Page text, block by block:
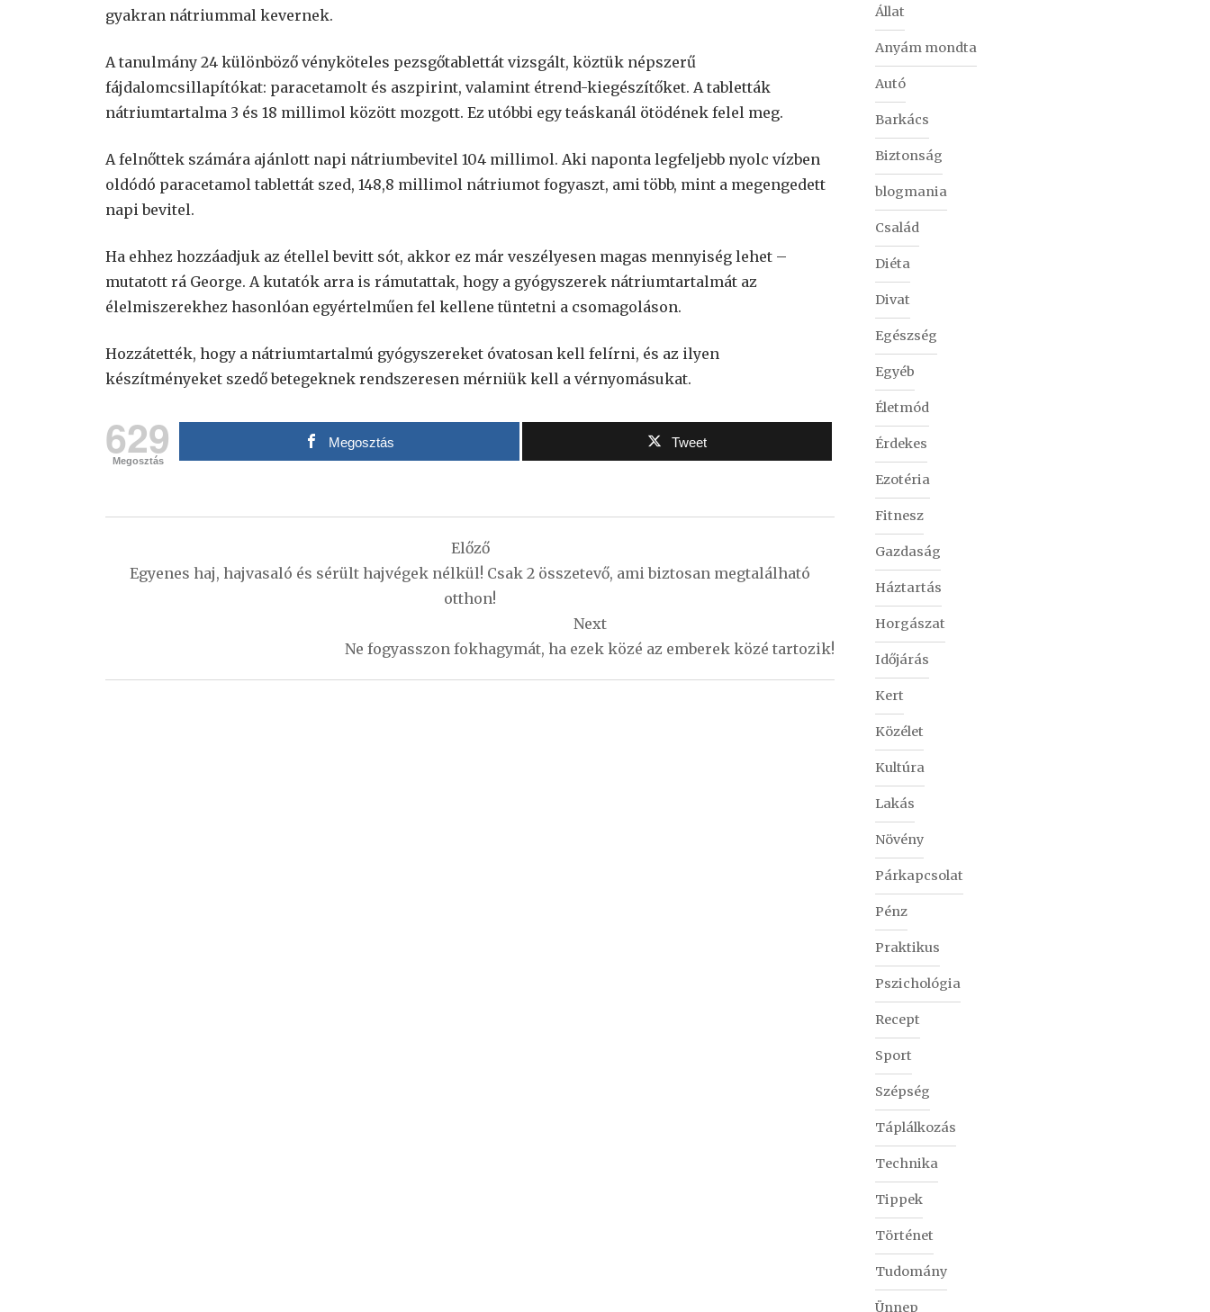
gyakran nátriummal kevernek.
A tanulmány 24 különböző vényköteles pezsgőtablettát vizsgált, köztük népszerű
fájdalomcsillapítókat: paracetamolt és aszpirint, valamint étrend-kiegészítőket. A tabletták
nátriumtartalma 3 és 18 millimol között mozgott. Ez utóbbi egy teáskanál ötödének felel meg.
A felnőttek számára ajánlott napi nátriumbevitel 104 millimol. Aki naponta legfeljebb nyolc vízben
oldódó paracetamol tablettát szed, 148,8 millimol nátriumot fogyaszt, ami több, mint a megengedett
napi bevitel.
Ha ehhez hozzáadjuk az étellel bevitt sót, akkor ez már veszélyesen magas mennyiség lehet –
mutatott rá George. A kutatók arra is rámutattak, hogy a gyógyszerek nátriumtartalmát az
élelmiszerekhez hasonlóan egyértelműen fel kellene tüntetni a csomagoláson.
Hozzátették, hogy a nátriumtartalmú gyógyszereket óvatosan kell felírni, és az ilyen
készítményeket szedő betegeknek rendszeresen mérniük kell a vérnyomásukat.
629
Megosztás
Megosztás Tweet
navigáció
Előző
Egyenes haj, hajvasaló és sérült hajvégek nélkül! Csak 2 összetevő, ami biztosan megtalálható
otthon!
Next
Ne fogyasszon fokhagymát, ha ezek közé az emberek közé tartozik!
Állat
Anyám mondta
Autó
Barkács
Biztonság
blogmania
Család
Diéta
Divat
Egészség
Egyéb
Életmód
Érdekes
Ezotéria
Fitnesz
Gazdaság
Háztartás
Horgászat
Időjárás
Kert
Közélet
Kultúra
Lakás
Növény
Párkapcsolat
Pénz
Praktikus
Pszichológia
Recept
Sport
Szépség
Táplálkozás
Technika
Tippek
Történet
Tudomány
Ünnep